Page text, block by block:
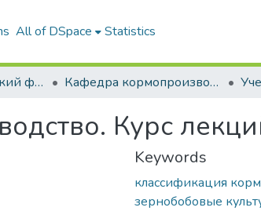
All of DSpace Statistics
Агротехнологический факультет Кафедра кормопроизводства и хранения продукции растениеводства
Курс
Keywords
классификация
зернобобовые